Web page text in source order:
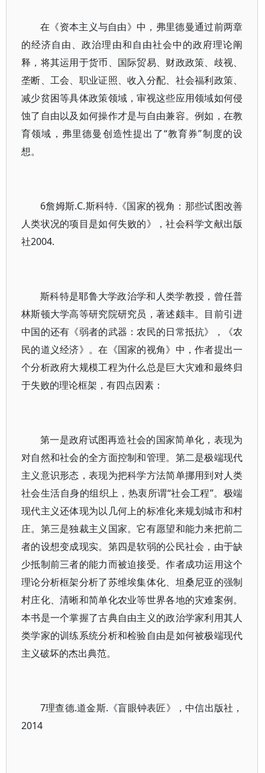
在《资本主义与自由》中，弗里德曼通过前两章
的经济自由、政治理由和自由社会中的政府理论阐
释，将其运用于货币、国际贸易、财政政策、歧视、
垄断、工会、职业证照、收入分配、社会福利政策、
减少贫困等具体政策领域，审视这些应用领域如何侵
蚀了自由以及如何操作才是与自由兼容。例如，在教
育领域，弗里德曼创造性提出了“教育券”制度的设
想。
6詹姆斯.C.斯科特.《国家的视角：那些试图改善
人类状况的项目是如何失败的》，社会科学文献出版
社2004.
斯科特是耶鲁大学政治学和人类学教授，曾任普
林斯顿大学高等研究院研究员，著述颇丰。目前引进
中国的还有《弱者的武器：农民的日常抵抗》，《农
民的道义经济》。在《国家的视角》中，作者提出一
个分析政府大规模工程为什么总是巨大灾难和最终归
于失败的理论框架，有四点因素：
第一是政府试图再造社会的国家简单化，表现为
对自然和社会的全方面控制和管理。第二是极端现代
主义意识形态，表现为把科学方法简单挪用到对人类
社会生活自身的组织上，热衷所谓“社会工程”。极端
现代主义还体现为以几何上的标准化来规划城市和村
庄。第三是独裁主义国家。它有愿望和能力来把前二
者的设想变成现实。第四是软弱的公民社会，由于缺
少抵制前三者的能力而被迫接受。作者成功运用这个
理论分析框架分析了苏维埃集体化、坦桑尼亚的强制
村庄化、清晰和简单化农业等世界各地的灾难案例。
本书是一个掌握了古典自由主义的政治学家利用其人
类学家的训练系统分析和检验自由是如何被极端现代
主义破坏的杰出典范。
7理查德.道金斯.《盲眼钟表匠》，中信出版社，
2014